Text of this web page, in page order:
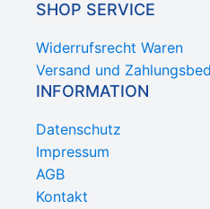
SHOP SERVICE
Widerrufsrecht Waren
Versand und
INFORMATION
Datenschutz
Impressum
AGB
Kontakt